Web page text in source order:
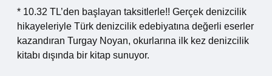
* 10.32 TL’den başlayan taksitlerle!! Gerçek denizcilik
hikayeleriyle Türk denizcilik edebiyatına değerli eserler
kazandıran Turgay Noyan, okurlarına ilk kez denizcilik
kitabı dışında bir kitap sunuyor.